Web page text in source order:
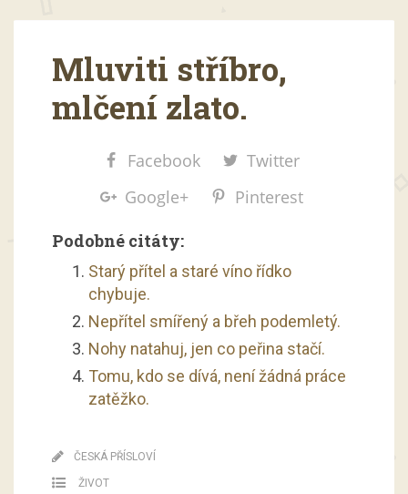
Mluviti stříbro,
mlčení zlato.
Facebook
Twitter
Google+
Pinterest
Podobné citáty:
Starý přítel a staré víno řídko
chybuje.
Nepřítel smířený a břeh podemletý.
Nohy natahuj, jen co peřina stačí.
Tomu, kdo se dívá, není žádná práce
zatěžko.
ČESKÁ PŘÍSLOVÍ
ŽIVOT